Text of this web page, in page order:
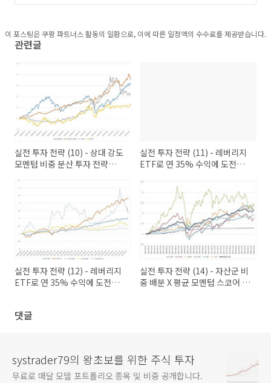
이 포스팅은 쿠팡 파트너스 활동의 일환으로, 이에 따른 일정액의 수수료를 제공받습니다.
관련글
실전 투자 전략 (10) - 상대 강도
모멘텀 비중 분산 투자 전략
실전 투자 전략 (11) - 레버리지
ETF로 연 35% 수익에 도전
실전 투자 전략 (12) - 레버리지
ETF로 연 35% 수익에 도전
실전 투자 전략 (14) - 자산군 비
중 배분 X 평균 모멘텀 스코어 배
댓글
systrader79의 왕초보를 위한 주식 투자
무료로 매달 모델 포트폴리오 종목 및 비중 공개합니다.